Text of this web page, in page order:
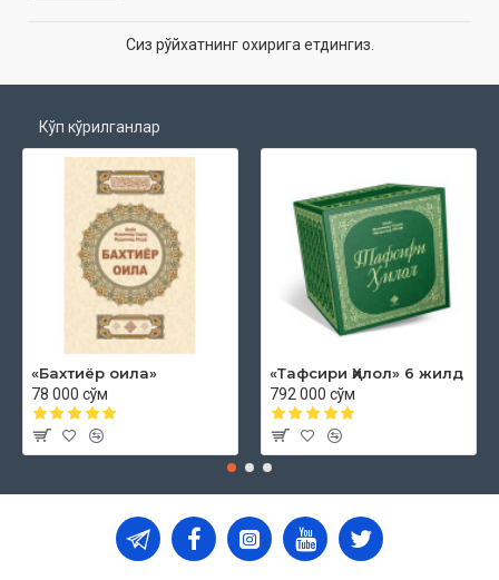
Сиз рўйхатнинг охирига етдингиз.
Кўп кўрилганлар
«Бахтиёр оила»
78 000 сўм
«Тафсири Ҳилол» 6 жилд
792 000 сўм